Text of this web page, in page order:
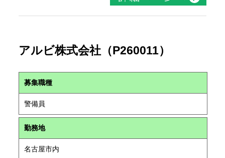
アルビ株式会社（P260011）
募集職種
警備員
勤務地
名古屋市内